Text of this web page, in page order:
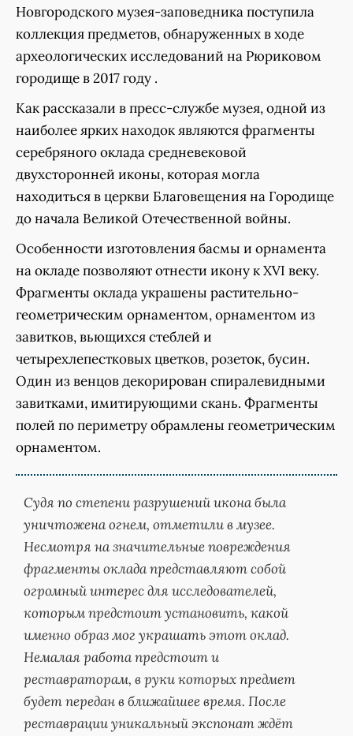
Новгородского музея-заповедника поступила
коллекция предметов, обнаруженных в ходе
археологических исследований на Рюриковом
городище в 2017 году .
Как рассказали в пресс-службе музея, одной из
наиболее ярких находок являются фрагменты
серебряного оклада средневековой
двухсторонней иконы, которая могла
находиться в церкви Благовещения на Городище
до начала Великой Отечественной войны.
Особенности изготовления басмы и орнамента
на окладе позволяют отнести икону к XVI веку.
Фрагменты оклада украшены растительно-
геометрическим орнаментом, орнаментом из
завитков, вьющихся стеблей и
четырехлепестковых цветков, розеток, бусин.
Один из венцов декорирован спиралевидными
завитками, имитирующими скань. Фрагменты
полей по периметру обрамлены геометрическим
орнаментом.
Судя по степени разрушений икона была
уничтожена огнем, отметили в музее.
Несмотря на значительные повреждения
фрагменты оклада представляют собой
огромный интерес для исследователей,
которым предстоит установить, какой
именно образ мог украшать этот оклад.
Немалая работа предстоит и
реставраторам, в руки которых предмет
будет передан в ближайшее время. После
реставрации уникальный экспонат ждёт